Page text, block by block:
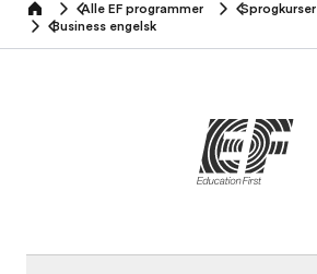
home Alle EF programmer Sprogkurser
Business engelsk